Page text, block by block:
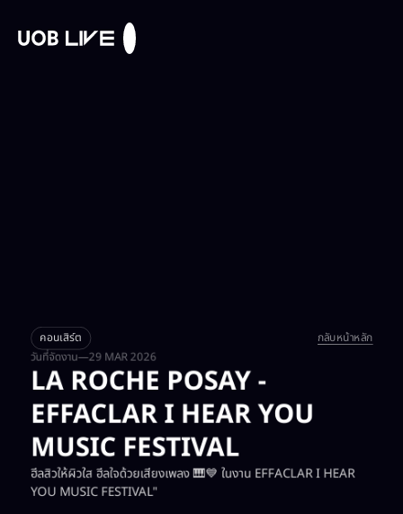
คอนเสิร์ต​ กลับหน้าหลัก​
วันที่จัดงาน—29 MAR 2026
LA ROCHE POSAY -
EFFACLAR I HEAR YOU
MUSIC FESTIVAL
ฮีลสิวให้ผิวใส ฮีลใจด้วยเสียงเพลง 🎹💙 ในงาน EFFACLAR I HEAR
YOU MUSIC FESTIVAL"